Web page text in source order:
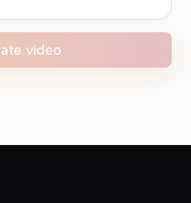
video